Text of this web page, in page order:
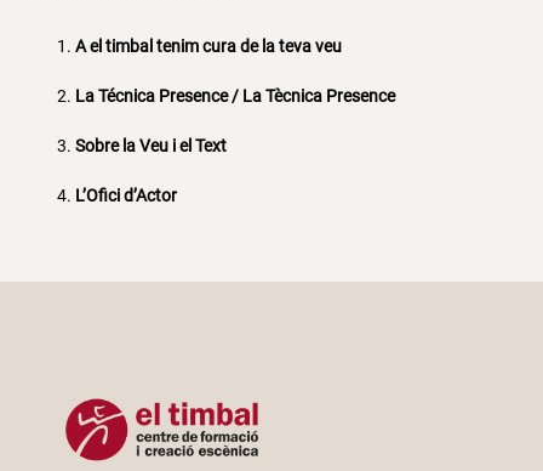
A el timbal tenim cura de la teva veu
La Técnica Presence / La Tècnica Presence
Sobre la Veu i el Text
L’Ofici d’Actor